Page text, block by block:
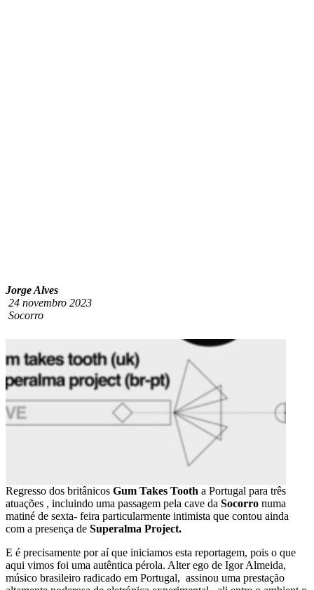
Jorge Alves
24 novembro 2023
Socorro
Regresso dos britânicos Gum Takes Tooth a Portugal para três
atuações , incluindo uma passagem pela cave da Socorro numa
matiné de sexta- feira particularmente intimista que contou ainda
com a presença de Superalma Project.
E é precisamente por aí que iniciamos esta reportagem, pois o que
aqui vimos foi uma autêntica pérola. Alter ego de Igor Almeida,
músico brasileiro radicado em Portugal, assinou uma prestação